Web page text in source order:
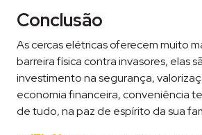
Conclusão
As cercas elétricas oferecem muito
barreira física contra invasores, elas
investimento na segurança,
economia financeira, conveniência
de tudo, na paz de espírito da sua